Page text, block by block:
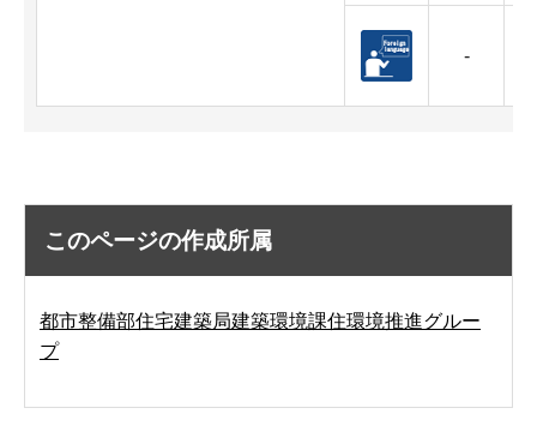
-
このページの作成所属
都市整備部住宅建築局建築環境課住環境推進グルー
プ